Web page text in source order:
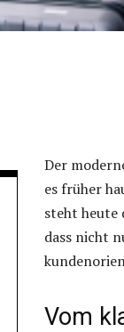
Der
es früher
steht heute
dass nicht
Vom